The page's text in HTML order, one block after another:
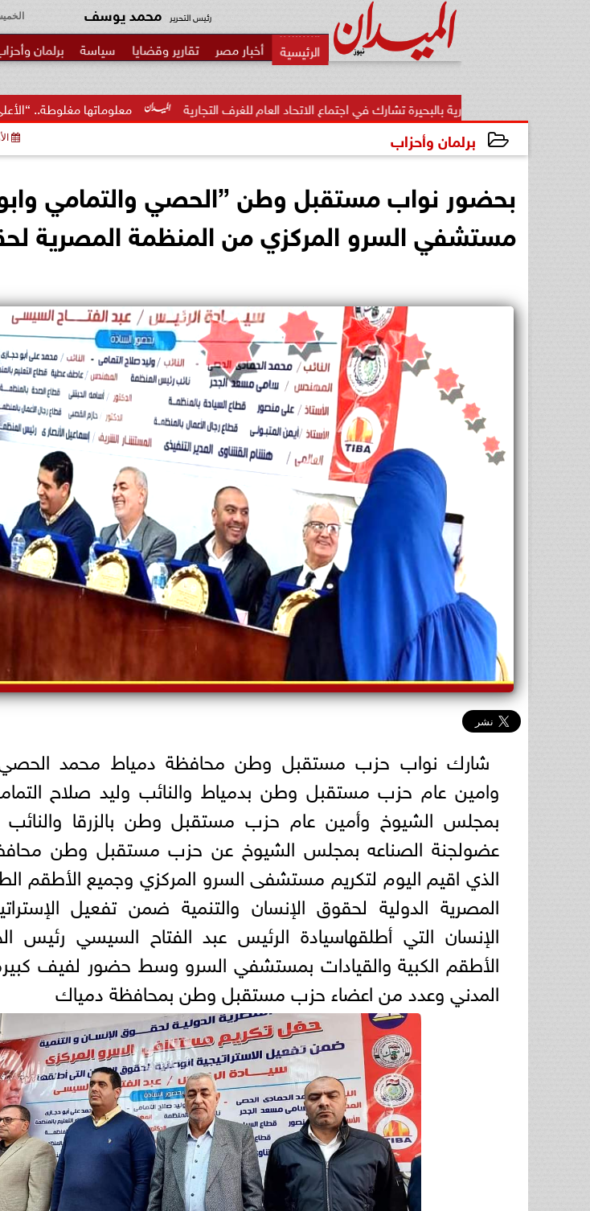
رئيس التحرير محمد يوسف
أخبار مصر تقارير وقضايا سياسة برلمان
معلوماتها مغلوطة.. “الأعلى للإعلام” يحظر التجارية بالبحيرة تشارك في اجتماع الاتحاد العام للغرف التجارية
برلمان وأحزاب
بحضور نواب مستقبل وطن ”الحصي والتمامي
مستشفي السرو المركزي من المنظمة المصرية
شارك نواب حزب مستقبل وطن محافظة دمياط محمد
وامين عام حزب مستقبل وطن بدمياط والنائب وليد صلاح
بمجلس الشيوخ وأمين عام حزب مستقبل وطن بالزرقا
عضولجنة الصناعه بمجلس الشيوخ عن حزب مستقبل وطن
الذي اقيم اليوم لتكريم مستشفى السرو المركزي وجميع الأطقم
المصرية الدولية لحقوق الإنسان والتنمية ضمن تفعيل
الإنسان التي أطلقهاسيادة الرئيس عبد الفتاح السيسي رئيس
الأطقم الكبية والقيادات بمستشفي السرو وسط حضور لفيف
المدني وعدد من اعضاء حزب مستقبل وطن بمحافظة دمياك